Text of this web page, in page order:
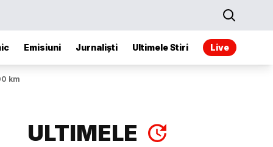
Emisiuni Jurnaliști Ultimele Stiri Live
km
ULTIMELE